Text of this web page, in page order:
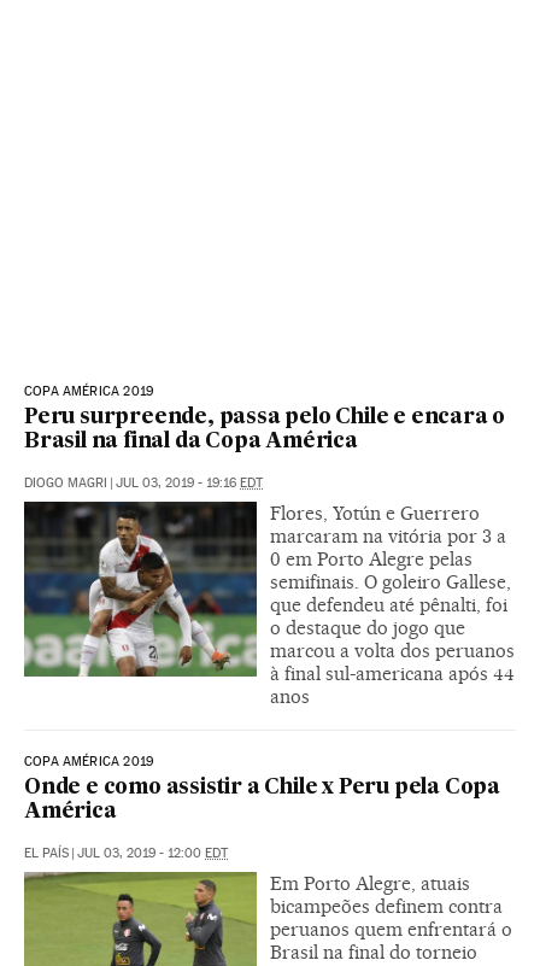
COPA AMÉRICA 2019
Peru surpreende, passa pelo Chile e encara o
Brasil na final da Copa América
DIOGO MAGRI JUL 03, 2019 - 19:16 EDT
Flores, Yotún e Guerrero
marcaram na vitória por 3 a
0 em Porto Alegre pelas
semifinais. O goleiro Gallese,
que defendeu até pênalti, foi
o destaque do jogo que
marcou a volta dos peruanos
à final sul-americana após 44
anos
COPA AMÉRICA 2019
Onde e como assistir a Chile x Peru pela Copa
América
EL PAÍS JUL 03, 2019 - 12:00 EDT
Em Porto Alegre, atuais
bicampeões definem contra
peruanos quem enfrentará o
Brasil na final do torneio